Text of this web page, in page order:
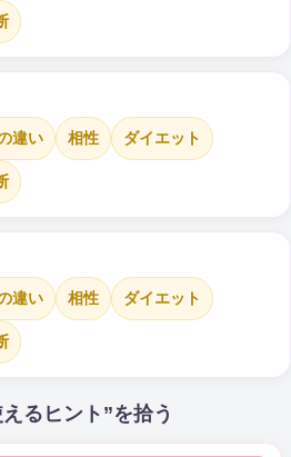
違い 相性 ダイエット
違い 相性 ダイエット
るヒント”を拾う